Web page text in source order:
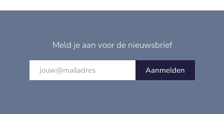
Meld je aan voor de nieuwsbrief
Aanmelden